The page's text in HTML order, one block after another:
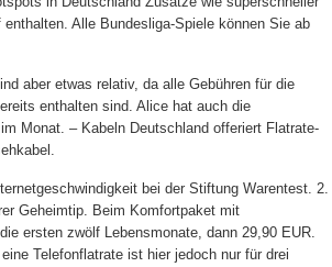
Alle Bundesliga-Spiele können Sie ab
aber etwas relativ, da alle Gebühren für die
enthalten sind. Alice hat auch die
Monat. – Kabeln Deutschland offeriert Flatrate-
bei der Stiftung Warentest. 2.
Geheimtip. Beim Komfortpaket mit
ersten zwölf Lebensmonate, dann 29,90 EUR.
Telefonflatrate ist hier jedoch nur für drei